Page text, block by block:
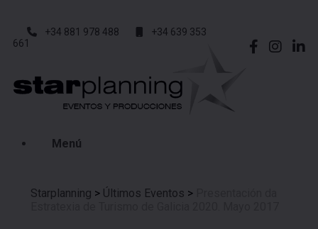
+34 881 978 488
+34 639 353
661
Menú
Starplanning > Últimos Eventos >